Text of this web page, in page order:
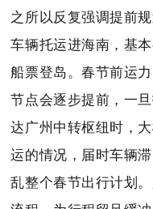
之所以反复强调提前
车辆托运进海南，基
船票登岛。春节前运
节点会逐步提前，一
达广州中转枢纽时，
运的情况，届时车辆
乱整个春节出行计划